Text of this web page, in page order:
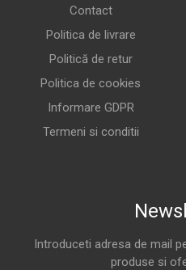
Contact
Politica de livrare
Politică de retur
Politica de cookies
Informare GDPR
Termeni si conditii
Introduceti adresa de mail
produse si